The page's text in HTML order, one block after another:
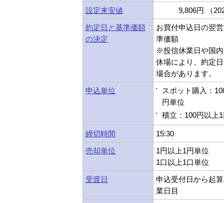
設定来安値
9,806円 （
約定日と基準価額
の決定
お買付申込日の翌
準価額
※投信休業日や国
休場により、約定
場合があります。
申込単位
スポット購入：
円単位
積立：100円以上
締切時間
15:30
売却単位
1円以上1円単位
1口以上1口単位
受渡日
申込受付日から起
業日目